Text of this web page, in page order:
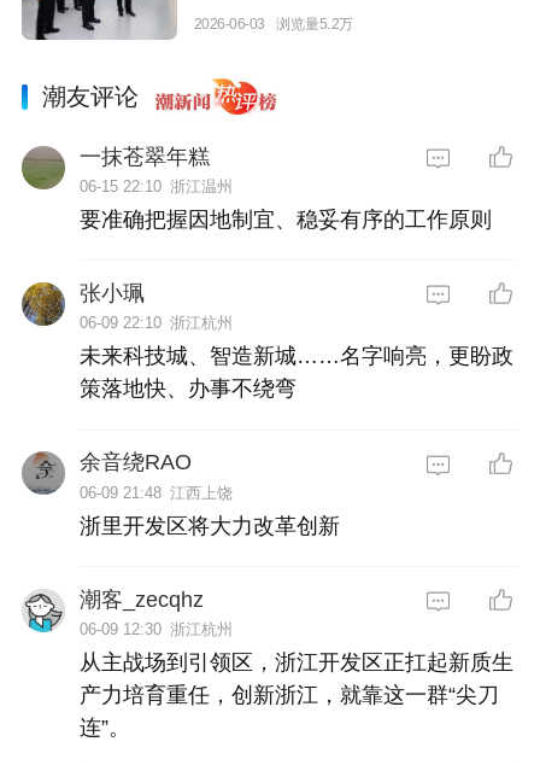
做优做大 加快实现高质量发展
2026-06-03 浏览量5.2万
潮友评论
一抹苍翠年糕
06-15 22:10 浙江温州
要准确把握因地制宜、稳妥有序的工作原则
张小珮
06-09 22:10 浙江杭州
未来科技城、智造新城……名字响亮，更盼政
策落地快、办事不绕弯
余音绕RAO
06-09 21:48 江西上饶
浙里开发区将大力改革创新
潮客_zecqhz
06-09 12:30 浙江杭州
从主战场到引领区，浙江开发区正扛起新质生
产力培育重任，创新浙江，就靠这一群“尖刀
连”。